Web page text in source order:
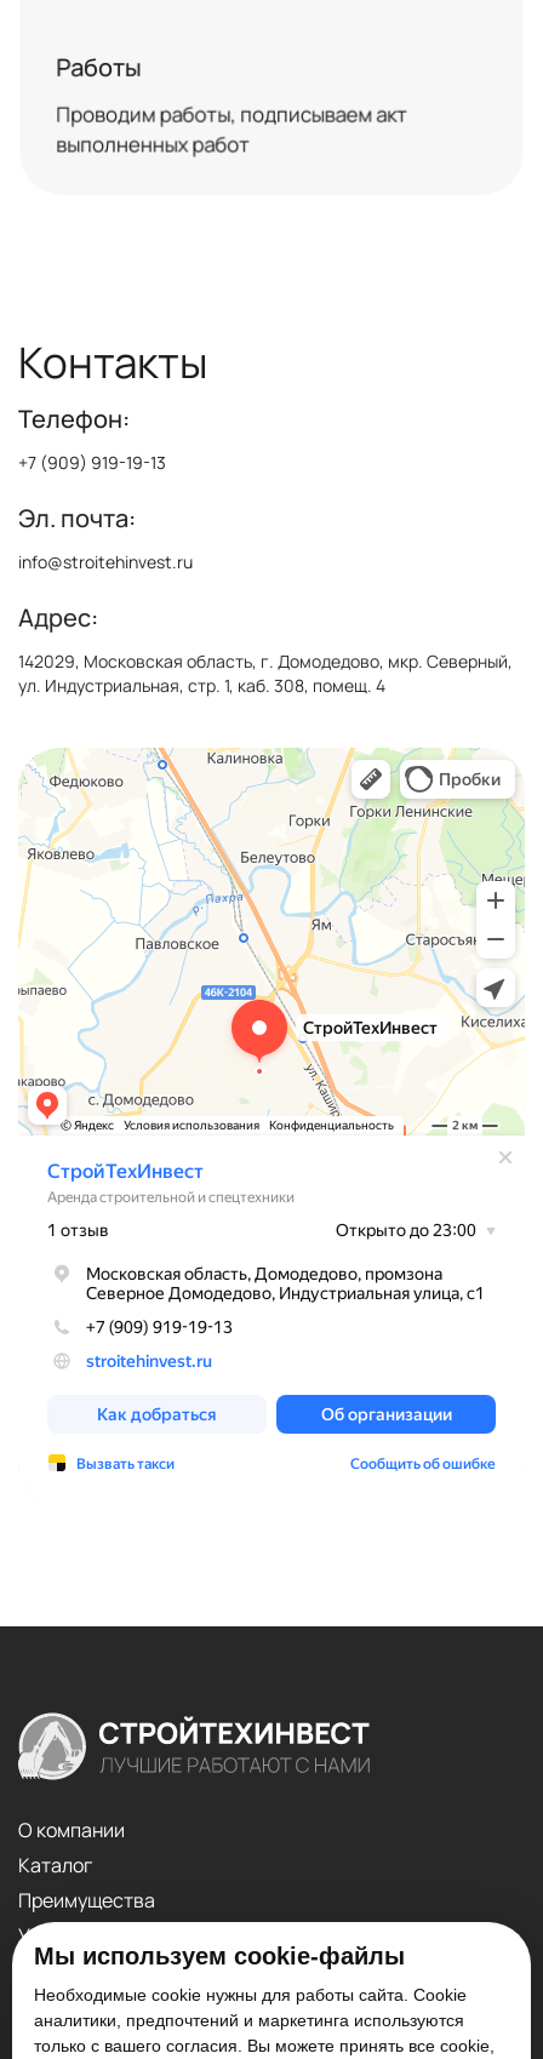
Работы
Проводим работы, подписываем акт
выполненных работ
Контакты
Телефон:
+7 (909) 919-19-13
Эл. почта:
info@stroitehinvest.ru
Адрес:
142029, Московская область, г. Домодедово, мкр. Северный,
ул. Индустриальная, стр. 1, каб. 308, помещ. 4
О компании
Каталог
Преимущества
Услуги
Контакты
+7 (909) 919-19-13
Мы используем cookie-файлы
Необходимые cookie нужны для работы сайта. Cookie
аналитики, предпочтений и маркетинга используются
только с вашего согласия. Вы можете принять все cookie,